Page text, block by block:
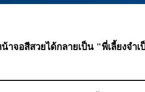
จอสีสวยได้กลายเป็น "พี่เลี้ยงจำ